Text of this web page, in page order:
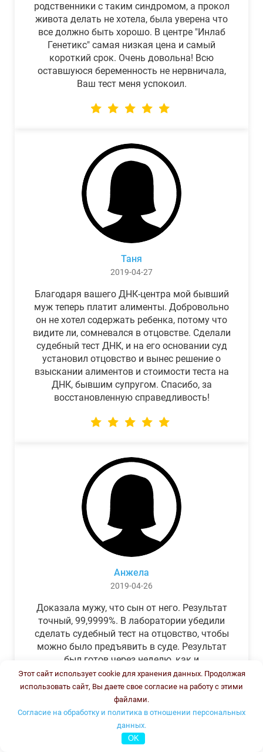
родственники с таким синдромом, а прокол
живота делать не хотела, была уверена что
все должно быть хорошо. В центре "Инлаб
Генетикс" самая низкая цена и самый
короткий срок. Очень довольна! Всю
оставшуюся беременность не нервничала,
Ваш тест меня успокоил.
Таня
2019-04-27
Благодаря вашего ДНК-центра мой бывший
муж теперь платит алименты. Добровольно
он не хотел содержать ребенка, потому что
видите ли, сомневался в отцовстве. Сделали
судебный тест ДНК, и на его основании суд
установил отцовство и вынес решение о
взыскании алиментов и стоимости теста на
ДНК, бывшим супругом. Спасибо, за
восстановленную справедливость!
Анжела
2019-04-26
Доказала мужу, что сын от него. Результат
точный, 99,9999%. В лаборатории убедили
сделать судебный тест на отцовство, чтобы
можно было предъявить в суде. Результат
был готов через неделю, как и
обещали.Теперь муж бегает и извиняется.
Этот сайт использует cookie для хранения данных. Продолжая
использовать сайт, Вы даете свое согласие на работу с этими
файлами.
Согласие на обработку и политика в отношении персональных
данных.
OK